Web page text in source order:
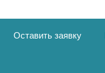
Оставить заявку